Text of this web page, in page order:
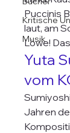
Kritische
Musik
Puccinis
laut, am
Löwe!
Yuta
vom
Jahren